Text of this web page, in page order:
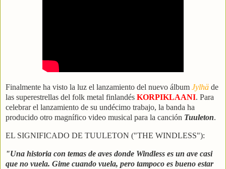
Finalmente ha visto la luz el lanzamiento del nuevo álbum Jylhä de
las superestrellas del folk metal finlandés KORPIKLAANI. Para
celebrar el lanzamiento de su undécimo trabajo, la banda ha
producido otro magnífico video musical para la canción Tuuleton.
EL SIGNIFICADO DE TUULETON ("THE WINDLESS"):
"Una historia con temas de aves donde Windless es un ave casi
que no vuela. Gime cuando vuela, pero tampoco es bueno estar